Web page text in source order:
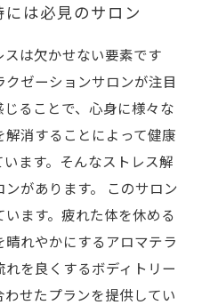
は必見のサロン
は欠かせない要素です
ゼーションサロンが注目
ることで、心身に様々な
消することによって健康
ます。そんなストレス解
があります。 このサロン
ます。疲れた体を休める
れやかにするアロマテラ
を良くするボディトリー
せたプランを提供してい